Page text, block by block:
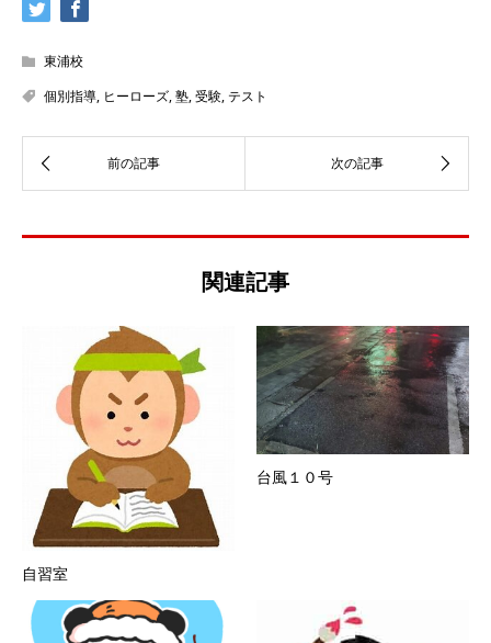
東浦校
個別指導, ヒーローズ,塾,受験,テスト
関連記事
自習室
台風１０号